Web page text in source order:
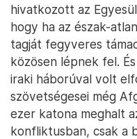
hivatkozott az
hogy ha az észak-
tagját fegyveres
közösen lépnek fel.
iraki háborúval volt
szövetségesei még
ezer katona meghalt
konfliktusban, csak a